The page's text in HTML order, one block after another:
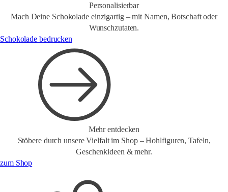
Personalisierbar
Mach Deine Schokolade einzigartig – mit Namen, Botschaft oder
Wunschzutaten.
Schokolade bedrucken
Mehr entdecken
Stöbere durch unsere Vielfalt im Shop – Hohlfiguren, Tafeln,
Geschenkideen & mehr.
zum Shop